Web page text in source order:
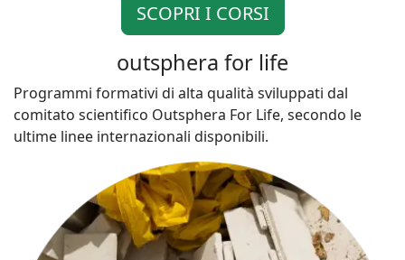
SCOPRI I CORSI
outsphera for life
Programmi formativi di alta qualità sviluppati dal
comitato scientifico Outsphera For Life, secondo le
ultime linee internazionali disponibili.